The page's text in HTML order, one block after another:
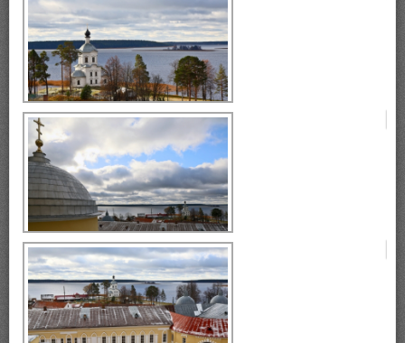
Селигер, монастырь Нилова
Пустынь
монастырь Нилова Пустынь
Селигер, монастырь Нилова
Пустынь
Селигер, монастырь Нилова
Пустынь